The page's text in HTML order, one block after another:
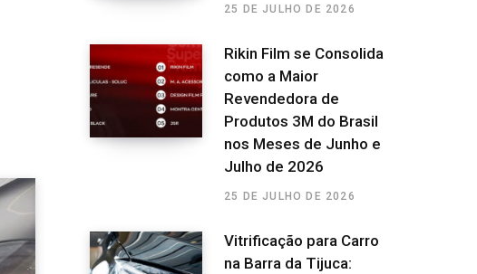
25 DE JULHO DE 2026
Rikin Film se Consolida
como a Maior
Revendedora de
Produtos 3M do Brasil
nos Meses de Junho e
Julho de 2026
25 DE JULHO DE 2026
Vitrificação para Carro
na Barra da Tijuca: